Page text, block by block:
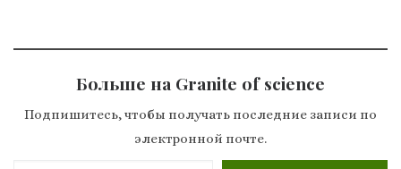
Больше на Granite of science
Подпишитесь, чтобы получать последние записи по
электронной почте.
Введите адрес электронной почты…